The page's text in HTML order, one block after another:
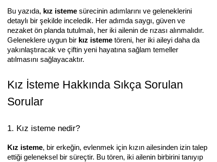
Bu yazıda, kız isteme sürecinin adımlarını ve geleneklerini
detaylı bir şekilde inceledik. Her adımda saygı, güven ve
nezaket ön planda tutulmalı, her iki ailenin de rızası alınmalıdır.
Geleneklere uygun bir kız isteme töreni, her iki aileyi daha da
yakınlaştıracak ve çiftin yeni hayatına sağlam temeller
atılmasını sağlayacaktır.
Kız İsteme Hakkında Sıkça Sorulan
Sorular
1. Kız isteme nedir?
Kız isteme, bir erkeğin, evlenmek için kızın ailesinden izin talep
ettiği geleneksel bir süreçtir. Bu tören, iki ailenin birbirini tanıyıp